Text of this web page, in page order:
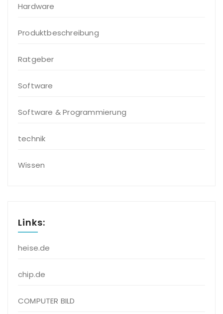
Hardware
Produktbeschreibung
Ratgeber
Software
Software & Programmierung
technik
Wissen
Links:
heise.de
chip.de
COMPUTER BILD